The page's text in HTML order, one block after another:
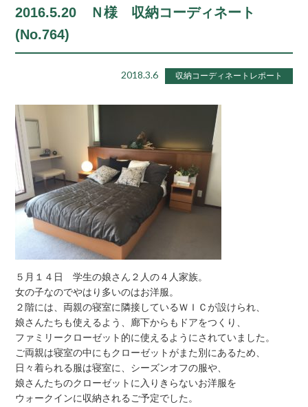
2016.5.20 Ｎ様 収納コーディネート
(No.764)
2018.3.6 収納コーディネートレポート
５月１４日 学生の娘さん２人の４人家族。
女の子なのでやはり多いのはお洋服。
２階には、両親の寝室に隣接しているＷＩＣが設けられ、
娘さんたちも使えるよう、廊下からもドアをつくり、
ファミリークローゼット的に使えるようにされていました。
ご両親は寝室の中にもクローゼットがまた別にあるため、
日々着られる服は寝室に、シーズンオフの服や、
娘さんたちのクローゼットに入りきらないお洋服を
ウォークインに収納されるご予定でした。